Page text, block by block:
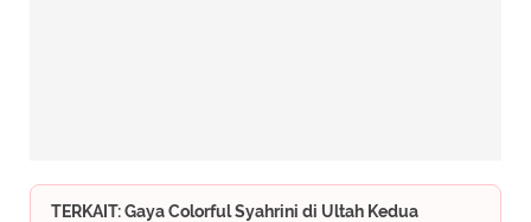
TERKAIT: Gaya Colorful Syahrini di Ultah Kedua